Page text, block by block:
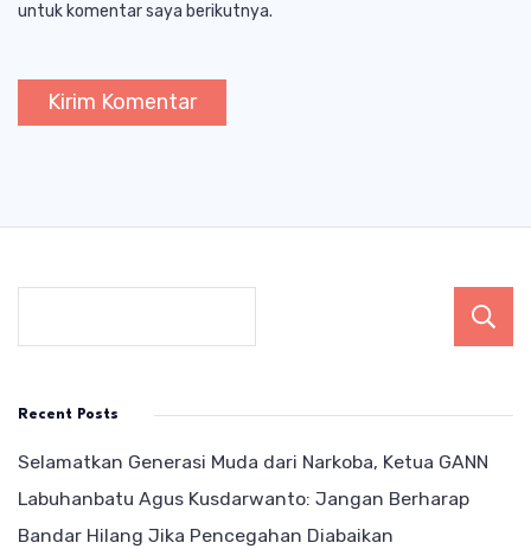
untuk komentar saya berikutnya.
Recent Posts
Selamatkan Generasi Muda dari Narkoba, Ketua GANN
Labuhanbatu Agus Kusdarwanto: Jangan Berharap
Bandar Hilang Jika Pencegahan Diabaikan